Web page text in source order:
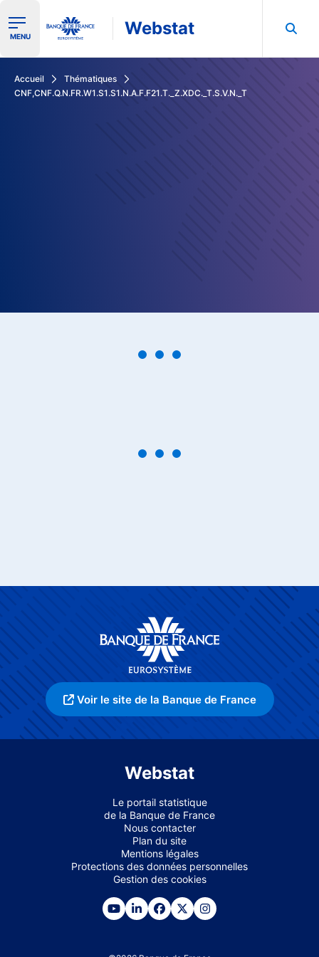
Ouvrir le menu de navigation
MENU Webstat
Accueil
Thématiques
CNF,CNF.Q.N.FR.W1.S1.S1.N.A.F.F21.T._Z.XDC._T.S.V.N._T
Voir le site de la Banque de France
Webstat
Le portail statistique
de la Banque de France
Nous contacter
Plan du site
Mentions légales
Protections des données personnelles
Gestion des cookies